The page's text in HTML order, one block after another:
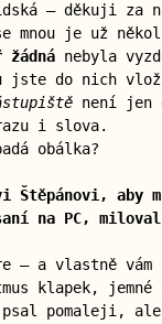
— děkuji za
mnou je už
žádná nebyla
jste do nich
není jen
i slova.
obálka?
Štěpánovi, aby
na PC,
— a vlastně vám
klapek,
pomaleji,